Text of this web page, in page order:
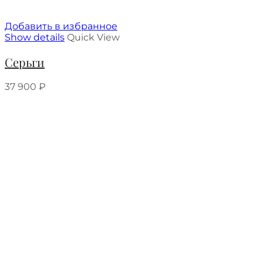
Добавить в избранное
Show details Quick View
Серьги
37 900 ₽